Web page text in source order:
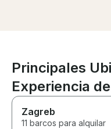
Principales
Experiencia
Zagreb
11 barcos para alquilar